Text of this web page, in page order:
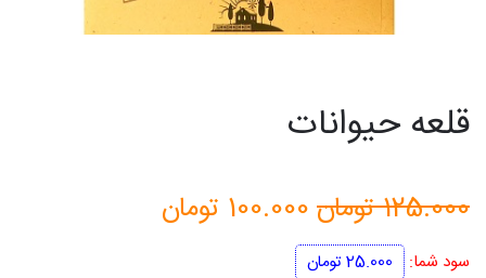
قلعه حیوانات
125.000تومانقیمت
اصلی
100.000 تومان
سود شما: 25.000تومان